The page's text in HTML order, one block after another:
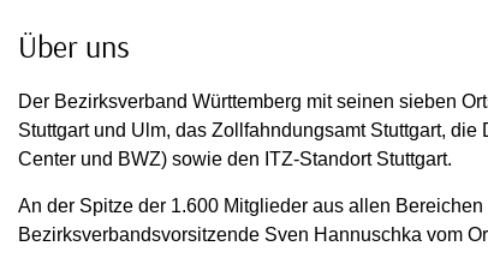
Über uns
Der Bezirksverband Württemberg mit seinen sieben
Stuttgart und Ulm, das Zollfahndungsamt Stuttgart,
Center und BWZ) sowie den ITZ-Standort Stuttgart.
An der Spitze der 1.600 Mitglieder aus allen
Bezirksverbandsvorsitzende Sven Hannuschka vom